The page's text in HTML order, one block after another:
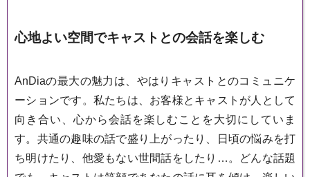
心地よい空間でキャストとの会話を楽しむ
AnDiaの最大の魅力は、やはりキャストとのコミュニケ
ーションです。私たちは、お客様とキャストが人として
向き合い、心から会話を楽しむことを大切にしていま
す。共通の趣味の話で盛り上がったり、日頃の悩みを打
ち明けたり、他愛もない世間話をしたり…。どんな話題